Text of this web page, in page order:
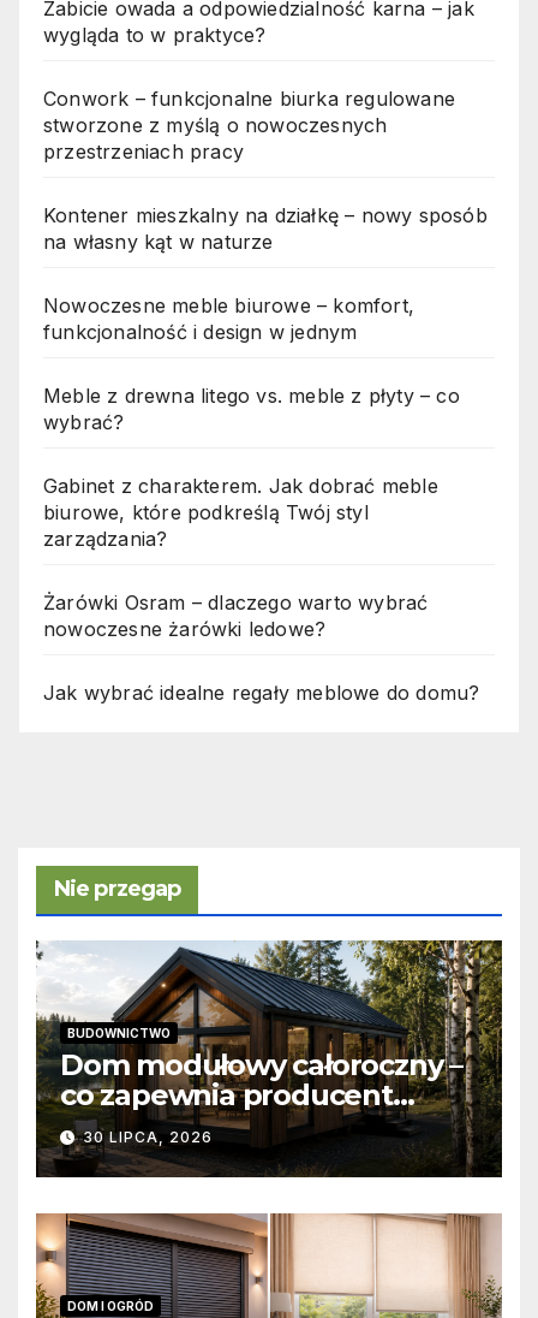
Zabicie owada a odpowiedzialność karna – jak
wygląda to w praktyce?
Conwork – funkcjonalne biurka regulowane
stworzone z myślą o nowoczesnych
przestrzeniach pracy
Kontener mieszkalny na działkę – nowy sposób
na własny kąt w naturze
Nowoczesne meble biurowe – komfort,
funkcjonalność i design w jednym
Meble z drewna litego vs. meble z płyty – co
wybrać?
Gabinet z charakterem. Jak dobrać meble
biurowe, które podkreślą Twój styl
zarządzania?
Żarówki Osram – dlaczego warto wybrać
nowoczesne żarówki ledowe?
Jak wybrać idealne regały meblowe do domu?
Nie przegap
BUDOWNICTWO
Dom modułowy całoroczny –
co zapewnia producent
domów modułowych?
30 LIPCA, 2026
DOM I OGRÓD